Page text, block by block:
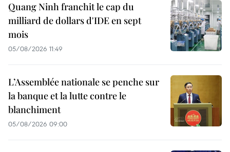
Quang Ninh franchit le cap du
milliard de dollars d'IDE en sept
mois
05/08/2026 11:49
L’Assemblée nationale se penche sur
la banque et la lutte contre le
blanchiment
05/08/2026 09:00